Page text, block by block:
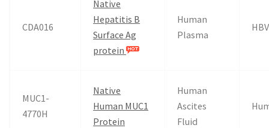
CDA016
Native
Hepatitis B
Surface Ag
protein
Human
Plasma
HBV
MUC1-
4770H
Native
Human MUC1
Protein
Human
Ascites
Fluid